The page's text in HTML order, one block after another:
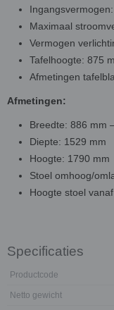
Maximaal
Vermogen
Tafelhoogte: 875
Afmetingen
Afmetingen:
Breedte: 886 mm
Diepte: 1529 mm
Hoogte: 1790 mm
Stoel omhoog/
Hoogte stoel
Specificaties
Productcode
Netto gewicht